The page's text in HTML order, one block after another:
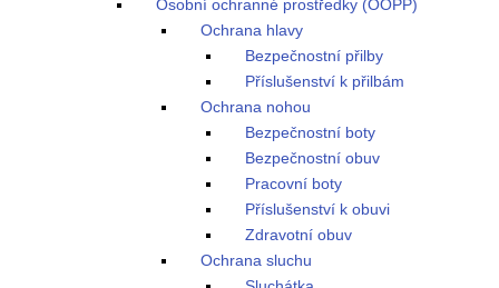
Osobní ochranné prostředky (OOPP)
Ochrana hlavy
Bezpečnostní přilby
Příslušenství k přilbám
Ochrana nohou
Bezpečnostní boty
Bezpečnostní obuv
Pracovní boty
Příslušenství k obuvi
Zdravotní obuv
Ochrana sluchu